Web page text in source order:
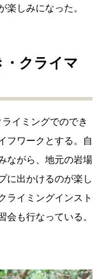
しみになった。
・クライマ
イミングでのでき
フワークとする。自
ながら、地元の岩場
に出かけるのが楽し
ライミングインスト
も行なっている。